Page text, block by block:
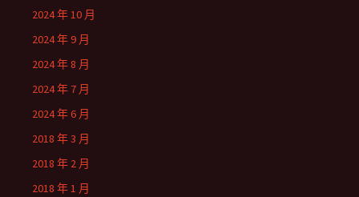
2024 年 10 月
2024 年 9 月
2024 年 8 月
2024 年 7 月
2024 年 6 月
2018 年 3 月
2018 年 2 月
2018 年 1 月